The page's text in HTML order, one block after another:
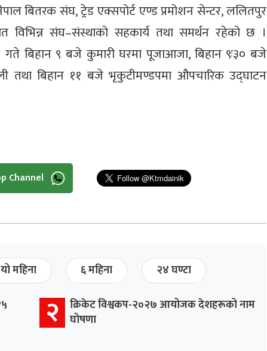
बितरक संघ, ट्रेड एक्सपोर्ट एण्ड प्रमोशन सेन्टर, ललितपुर
विभिन्न संघ–संस्थाको सहकार्य तथा समर्थन रहेको छ ।
बिहान ९ बजे कुमारी घरमा पूजाआजा, बिहान ९ः३० बजे
तथा बिहान ११ बजे भृकुटीमण्डपमा औपचारिक उद्घाटन
Channel
यो महिना ६ महिना २४ घण्टा
२
क्रिकेट विश्वकप-२०२७ आयोजक देशहरूको नाम
घोषणा